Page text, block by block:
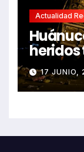
Actualidad
heridos
que
17 JUNIO,